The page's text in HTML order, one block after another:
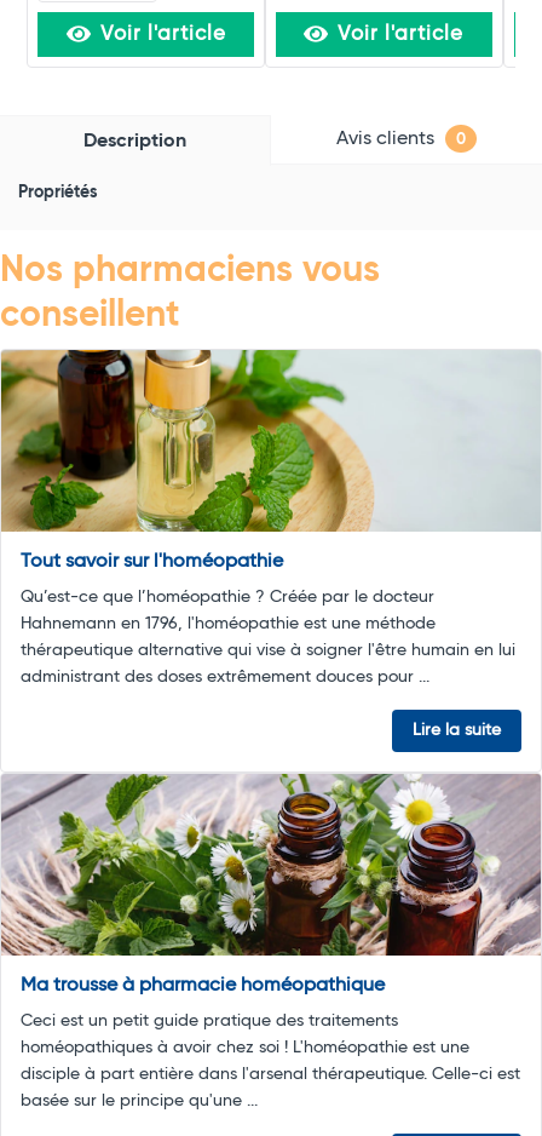
Voir l'article Voir l'article
Description Avis clients 0
Propriétés
Nos pharmaciens vous
conseillent
Tout savoir sur l'homéopathie
Qu’est-ce que l’homéopathie ? Créée par le docteur
Hahnemann en 1796, l'homéopathie est une méthode
thérapeutique alternative qui vise à soigner l'être humain en lui
administrant des doses extrêmement douces pour ...
Lire la suite
Ma trousse à pharmacie homéopathique
Ceci est un petit guide pratique des traitements
homéopathiques à avoir chez soi ! L'homéopathie est une
disciple à part entière dans l'arsenal thérapeutique. Celle-ci est
basée sur le principe qu'une ...